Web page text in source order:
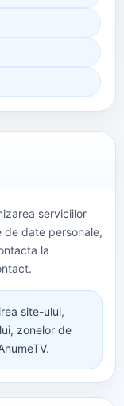
serviciilor
de date personale,
la
site-ului,
zonelor de